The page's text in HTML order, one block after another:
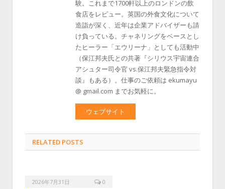
験。これまで1700軒以上のロンドンの飲
食店をレビュー。英国の外食文化について
造詣が深く、近年は企業アドバイザーも請
け負っている。チャネリングをベースとし
たヒーラー「エウリーナ」としても活動中
（保江邦夫氏との共著『シリウス宇宙連合
アシュター司令官 vs.保江邦夫緊急指令対
談』もある）。仕事のご依頼は ekumayu
@ gmail.com までお気軽に。
ウェブサイト
RELATED POSTS
2026年7月31日 0